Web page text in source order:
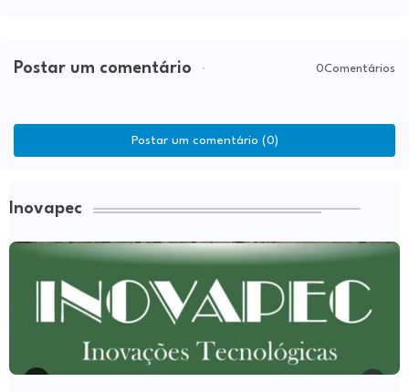
Postar um comentário 0Comentários
Postar um comentário (0)
Inovapec